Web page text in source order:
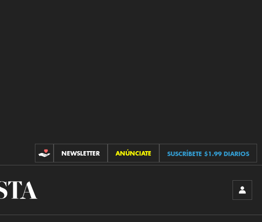
CONTRIBUCIONES
NEWSLETTER ANÚNCIATE SUSCRÍBETE $1.99 DIARIOS